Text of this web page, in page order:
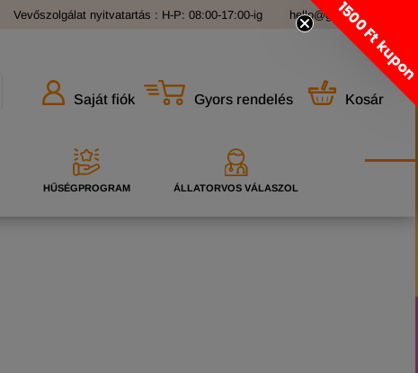
Vevőszolgálat nyitvatartás : H-P: 08:00-17:00-ig hello@grandopet.hu
Saját fiók Gyors rendelés Kosár
HŰSÉGPROGRAM ÁLLATORVOS VÁLASZOL
1500 Ft